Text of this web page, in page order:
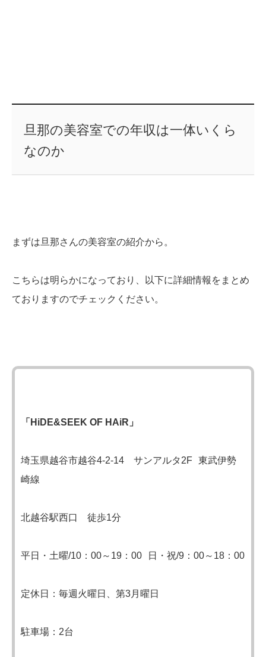
旦那の美容室での年収は一体いくら
なのか
まずは旦那さんの美容室の紹介から。
こちらは明らかになっており、以下に詳細情報をまとめ
ておりますのでチェックください。
「HiDE&SEEK OF HAiR」
埼玉県越谷市越谷4-2-14 サンアルタ2F 東武伊勢
崎線
北越谷駅西口 徒歩1分
平日・土曜/10：00～19：00 日・祝/9：00～18：00
定休日：毎週火曜日、第3月曜日
駐車場：2台